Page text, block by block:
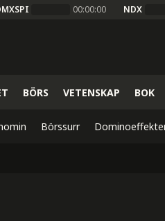
00:00:00 NDX
BÖRS VETENSKAP BOK
Börssurr